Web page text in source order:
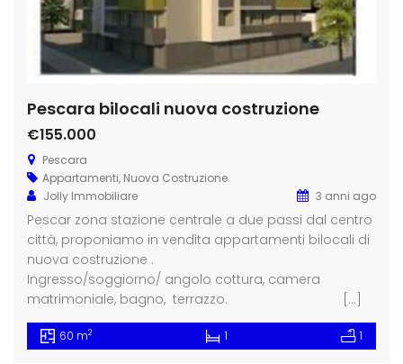
Pescara bilocali nuova costruzione
€155.000
Pescara
Appartamenti, Nuova Costruzione
Jolly Immobiliare
3 anni ago
Pescar zona stazione centrale a due passi dal centro
città, proponiamo in vendita appartamenti bilocali di
nuova costruzione .
Ingresso/soggiorno/ angolo cottura, camera
matrimoniale, bagno, terrazzo. […]
60 m2 1 1